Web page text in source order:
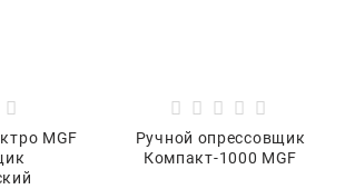
MGF
Ручной опрессовщик
Компакт-1000 MGF